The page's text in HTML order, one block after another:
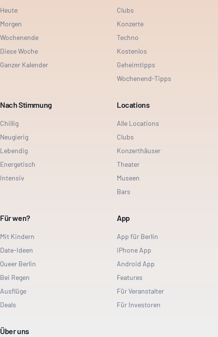
Heute
Morgen
Wochenende
Diese Woche
Ganzer Kalender
Clubs
Konzerte
Techno
Kostenlos
Geheimtipps
Wochenend-Tipps
Nach Stimmung
Chillig
Neugierig
Lebendig
Energetisch
Intensiv
Locations
Alle Locations
Clubs
Konzerthäuser
Theater
Museen
Bars
Für wen?
Mit Kindern
Date-Ideen
Queer Berlin
Bei Regen
Ausflüge
Deals
App
App für Berlin
iPhone App
Android App
Features
Für Veranstalter
Für Investoren
Über uns